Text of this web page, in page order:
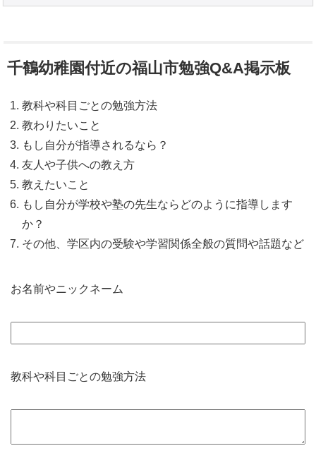
千鶴幼稚園付近の福山市勉強Q&A掲示板
教科や科目ごとの勉強方法
教わりたいこと
もし自分が指導されるなら？
友人や子供への教え方
教えたいこと
もし自分が学校や塾の先生ならどのように指導します
か？
その他、学区内の受験や学習関係全般の質問や話題など
お名前やニックネーム
教科や科目ごとの勉強方法